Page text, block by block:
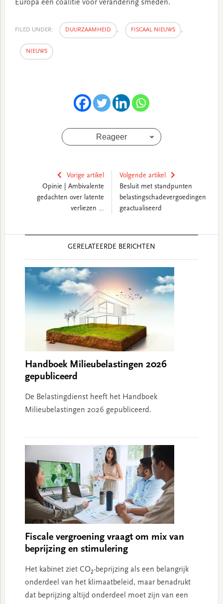
Europa een coalitie voor verandering smeden.
FILED UNDER: DUURZAAMHEID , FISCAAL NIEUWS ,
NIEUWS
Reageer
Vorige artikel
Opinie | Ambivalente
gedachten over latente
verliezen …
Volgende artikel
Besluit met standpunten
belastingschadevergoedingen
geactualiseerd
GERELATEERDE BERICHTEN
Handboek Milieubelastingen 2026
gepubliceerd
De Belastingdienst heeft het Handboek
Milieubelastingen 2026 gepubliceerd.
Fiscale vergroening vraagt om mix van
beprijzing en stimulering
Het kabinet ziet CO₂-beprijzing als een belangrijk
onderdeel van het klimaatbeleid, maar benadrukt
dat beprijzing altijd onderdeel moet zijn van een